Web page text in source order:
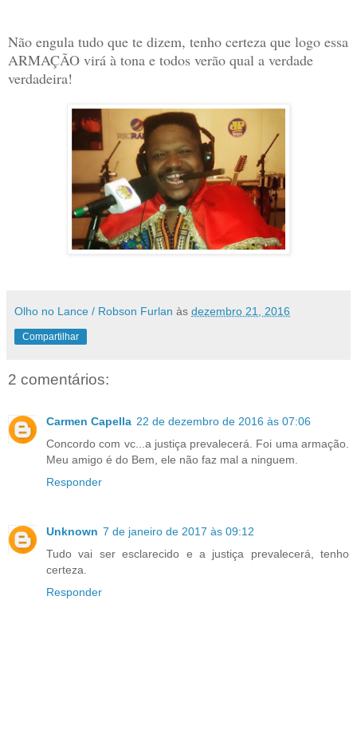
Não engula tudo que te dizem, tenho certeza que logo essa
ARMAÇÃO virá à tona e todos verão qual a verdade
verdadeira!
Olho no Lance / Robson Furlan às dezembro 21, 2016
Compartilhar
2 comentários:
Carmen Capella 22 de dezembro de 2016 às 07:06
Concordo com vc...a justiça prevalecerá. Foi uma armação.
Meu amigo é do Bem, ele não faz mal a ninguem.
Responder
Unknown 7 de janeiro de 2017 às 09:12
Tudo vai ser esclarecido e a justiça prevalecerá, tenho
certeza.
Responder